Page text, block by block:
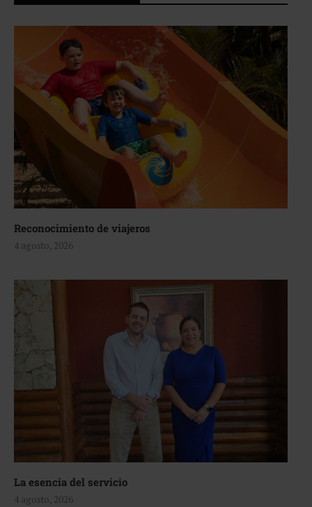
Reconocimiento de viajeros
4 agosto, 2026
La esencia del servicio
4 agosto, 2026